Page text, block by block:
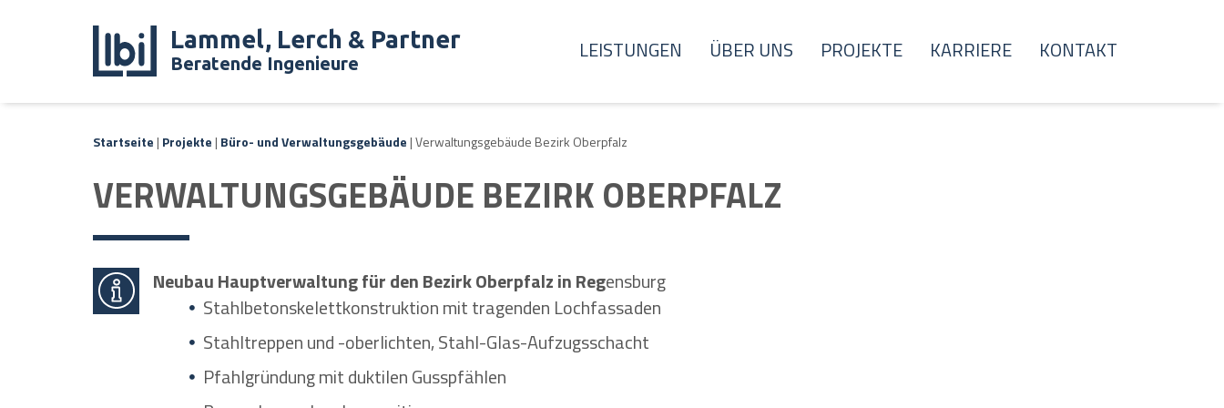
Lammel, Lerch & Partner
Beratende Ingenieure LEISTUNGEN ÜBER UNS PROJEKTE KARRIERE KONTAKT
Startseite | Projekte | Büro- und Verwaltungsgebäude |Verwaltungsgebäude Bezirk Oberpfalz
VERWALTUNGSGEBÄUDE BEZIRK OBERPFALZ
Neubau Hauptverwaltung für den Bezirk Oberpfalz in Regensburg
Stahlbetonskelettkonstruktion mit tragenden Lochfassaden
Stahltreppen und -oberlichten, Stahl-Glas-Aufzugsschacht
Pfahlgründung mit duktilen Gusspfählen